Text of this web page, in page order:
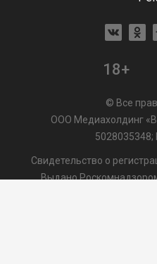
18+
© Все
ООО Медиахолдинг
5028035348;
Свидетельство о
Выдано